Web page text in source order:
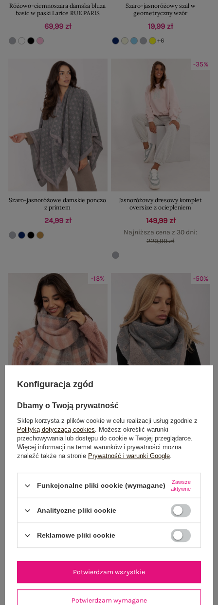
Różowo-ciemnoszara damska bluza
basic w paski Larice RUE PARIS
69,99 zł
Szaro-jasnoróżowy szal w
geometryczny wzór
19,99 zł
+6
Szaro-jasnoróżowe damskie ponczo
z printem
24,99 zł
-35%
Jasnoróżowy dresowy komplet
oversize z ociepleniem
149,99 zł
Najniższa cena z 30 dni:
229,99 zł
-13%
frędzlami
34,99 zł
Najniższa cena z 30 dni:39,99 zł
-50%
wełną
24,99 zł
Najniższa cena z 30 dni:
Cena regularna: 49,99 zł
+4
-50%
Konfiguracja zgód
Dbamy o Twoją prywatność
Sklep korzysta z plików cookie w celu realizacji usług zgodnie z
Polityką dotyczącą cookies. Możesz określić warunki
przechowywania lub dostępu do cookie w Twojej przeglądarce.
Więcej informacji na temat warunków i prywatności można
znaleźć także na stronie Prywatność i warunki Google.
Funkcjonalne pliki cookie (wymagane)
Zawsze
aktywne
Analityczne pliki cookie
Reklamowe pliki cookie
Potwierdzam wymagane
Potwierdzam wszystkie